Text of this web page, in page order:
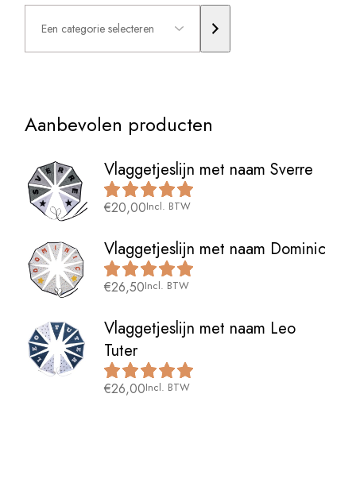
Een
categorie
selecteren
Aanbevolen producten
Vlaggetjeslijn met naam Sverre
€20,00Incl. BTW
Vlaggetjeslijn met naam Dominic
€26,50Incl. BTW
Vlaggetjeslijn met naam Leo
Tuter
€26,00Incl. BTW